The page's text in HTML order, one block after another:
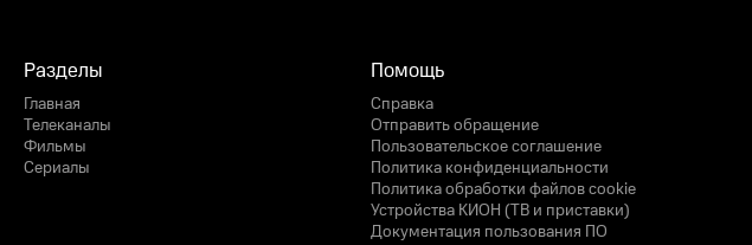
Разделы
Главная
Телеканалы
Фильмы
Сериалы
Помощь
Справка
Отправить обращение
Пользовательское соглашение
Политика конфиденциальности
Политика обработки файлов cookie
Устройства КИОН (ТВ и приставки)
Документация пользования ПО